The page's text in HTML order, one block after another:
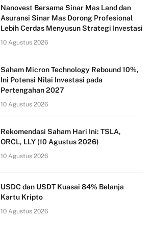
Nanovest Bersama Sinar Mas Land dan
Asuransi Sinar Mas Dorong Profesional
Lebih Cerdas Menyusun Strategi Investasi
10 Agustus 2026
Saham Micron Technology Rebound 10%,
Ini Potensi Nilai Investasi pada
Pertengahan 2027
10 Agustus 2026
Rekomendasi Saham Hari Ini: TSLA,
ORCL, LLY (10 Agustus 2026)
10 Agustus 2026
USDC dan USDT Kuasai 84% Belanja
Kartu Kripto
10 Agustus 2026